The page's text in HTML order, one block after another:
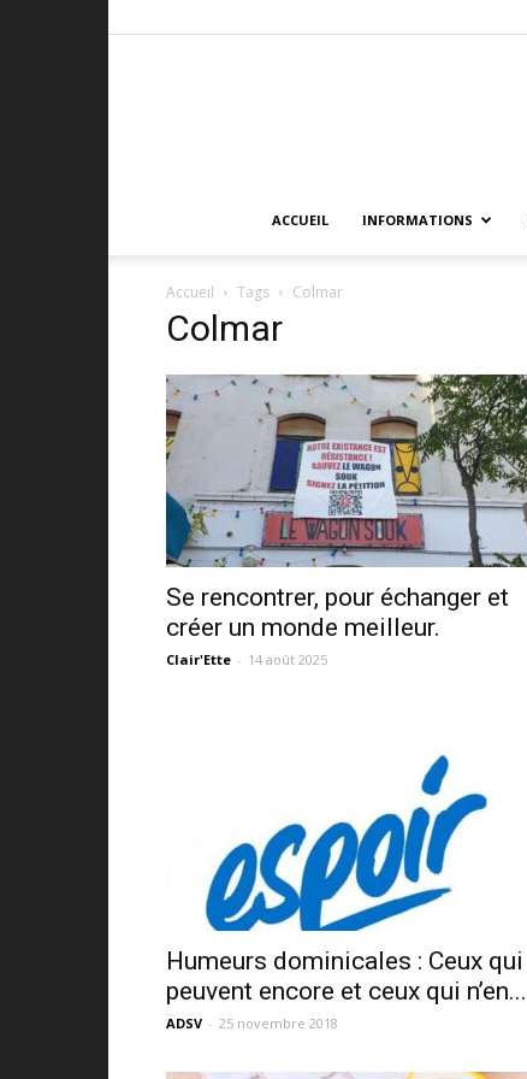
ACCUEIL INFORMATIONS
Accueil Tags Colmar
Colmar
Se rencontrer, pour échanger et
créer un monde meilleur.
Clair'Ette - 14 août 2025
Humeurs dominicales : Ceux qui
peuvent encore et ceux qui n’en...
ADSV - 25 novembre 2018